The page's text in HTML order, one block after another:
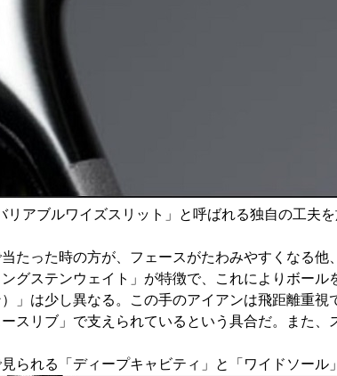
アブルワイズスリット」と呼ばれる独自の工
たった時の方が、フェースがたわみやすくなる
グステンウェイト」が特徴で、これによりボール
」は少し異なる。この手のアイアンは飛距離重視
スリブ」で支えられているという具合だ。また
られる「ディープキャビティ」と「ワイドソール